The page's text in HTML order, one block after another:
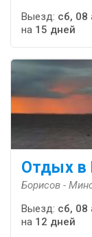
Выезд: сб, 08
на 15 дней
Отдых в
Борисов -
Выезд: сб, 08
на 12 дней